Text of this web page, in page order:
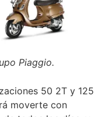
Piaggio.
50 2T y 125
moverte con